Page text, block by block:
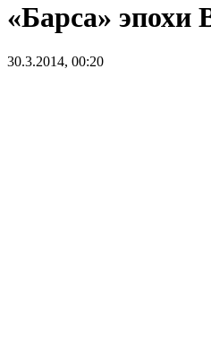
«Барса» эпохи
30.3.2014, 00:20